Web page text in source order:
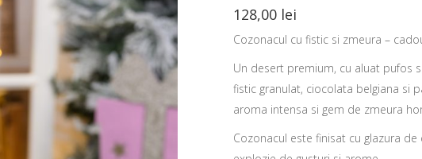
128,00 lei
Cozonacul cu fistic si zmeura –
Un desert premium, cu aluat pufos
fistic granulat, ciocolata belgiana si
aroma intensa si gem de zmeura
Cozonacul este finisat cu glazura